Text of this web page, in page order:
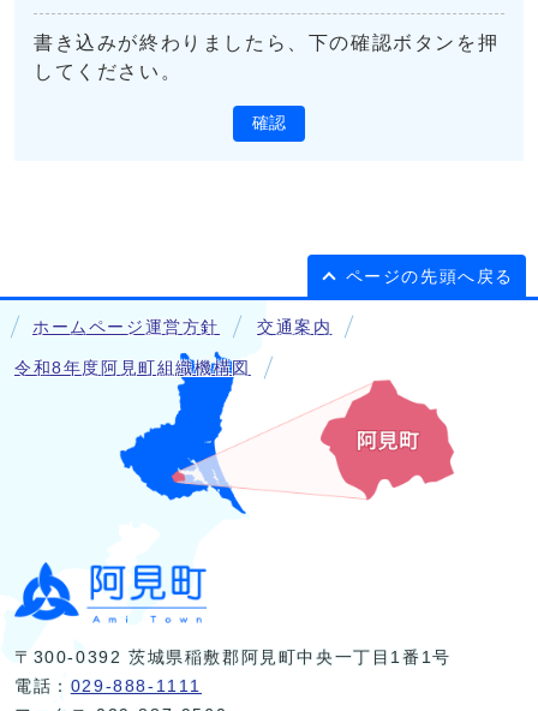
書き込みが終わりましたら、下の確認ボタンを押
してください。
確認
ページの先頭へ戻る
ホームページ運営方針 交通案内
令和8年度阿見町組織機構図
〒300-0392 茨城県稲敷郡阿見町中央一丁目1番1号
電話： 029-888-1111